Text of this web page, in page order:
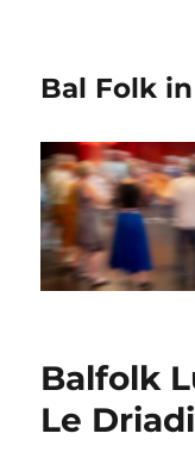
Bal Folk
Balfolk
Le Driadi